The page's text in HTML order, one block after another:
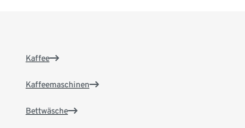
Kaffee
Kaffeemaschinen
Bettwäsche